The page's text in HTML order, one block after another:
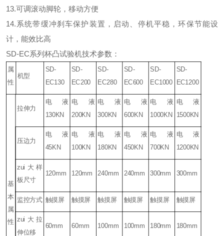
13.可调滚动脚轮，移动方便
14.系统带缓冲刹车保护装置，启动、停机平稳，环保节能设
计，能效比高
SD-EC系列杯凸试验机技术参数：
属
性
机型
SD-
EC130
SD-
EC200
SD-
EC280
SD-
EC600
SD-
EC1000
SD-
EC1200
基
本
属
性
拉伸力
电液
130KN
电液
200KN
电液
300KN
电液
600KN
电液
1000KN
电液
1500KN
压边力
电液
45KN
电液
100KN
电液
180KN
电液
450KN
电液
700KN
电液
1200KN
zui大样
板尺寸
120mm 120mm 240mm 240mm 300mm 300mm
监控方式 触摸屏 触摸屏 触摸屏 触摸屏 触摸屏 触摸屏
zui大拉
伸位移
60mm 60mm 100mm 100mm 180mm 180mm